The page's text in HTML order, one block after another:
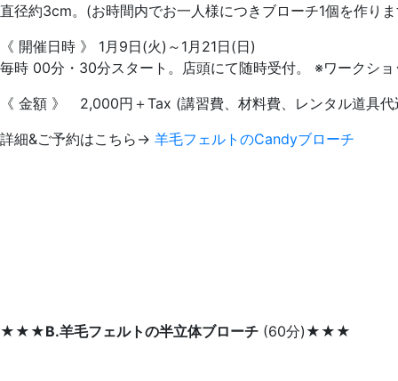
直径約3cm。(お時間内でお一人様につきブローチ1個を作りま
《 開催日時 》 1月9日(火)～1月21日(日)
毎時 00分・30分スタート。店頭にて随時受付。 ※ワークショ
《 金額 》 2,000円＋Tax (講習費、材料費、レンタル道具代
詳細&ご予約はこちら→ 羊毛フェルトのCandyブローチ
★★★B.羊毛フェルトの半立体ブローチ (60分)★★★